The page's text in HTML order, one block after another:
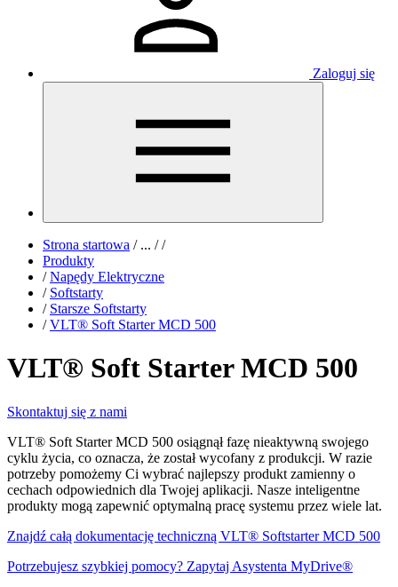
Zaloguj się
Strona startowa /... / /
Produkty
/ Napędy Elektryczne
/ Softstarty
/ Starsze Softstarty
/ VLT® Soft Starter MCD 500
VLT® Soft Starter MCD 500
Skontaktuj się z nami
VLT® Soft Starter MCD 500 osiągnął fazę nieaktywną swojego
cyklu życia, co oznacza, że został wycofany z produkcji. W razie
potrzeby pomożemy Ci wybrać najlepszy produkt zamienny o
cechach odpowiednich dla Twojej aplikacji. Nasze inteligentne
produkty mogą zapewnić optymalną pracę systemu przez wiele lat.
Znajdź całą dokumentację techniczną VLT® Softstarter MCD 500
Potrzebujesz szybkiej pomocy? Zapytaj Asystenta MyDrive®